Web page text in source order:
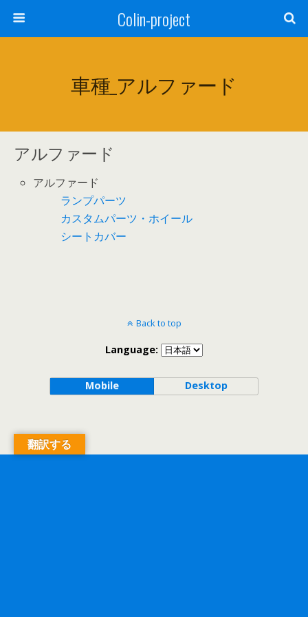
Colin-project
車種_アルファード
アルファード
アルファード
ランプパーツ
カスタムパーツ・ホイール
シートカバー
Back to top
Language:
Mobile Desktop
翻訳する